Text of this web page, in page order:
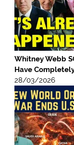
Whitney Webb
Have
28/03/2026